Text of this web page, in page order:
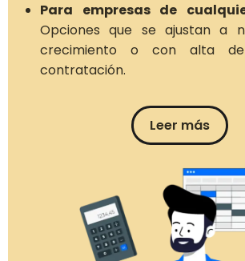
Para empresas de
Opciones que se ajustan a
crecimiento o con alta
contratación.
Leer más